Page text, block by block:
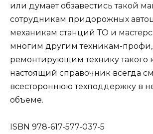
или думает обзавестись такой
сотрудникам придорожных
механикам станций ТО и
многим другим техникам-профи,
ремонтирующим технику такого
настоящий справочник всегда
всестороннюю техподдержку в
объеме.
ISBN 978-617-577-037-5